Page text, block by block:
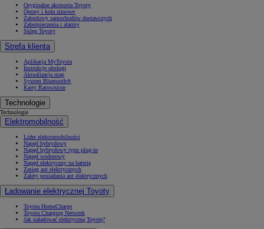
Oryginalne akcesoria Toyoty
Opony i koła zimowe
Zabudowy samochodów dostawczych
Zabezpieczenia i alarmy
Sklep Toyoty
Strefa klienta
Aplikacja MyToyota
Instrukcje obsługi
Aktualizacja map
System Bluetooth®
Karty Ratownicze
Technologie
Technologie
Elektromobilność
Lider elektromobilności
Napęd hybrydowy
Napęd hybrydowy typu plug-in
Napęd wodorowy
Napęd elektryczny na baterię
Zasięg aut elektrycznych
Zalety posiadania aut elektrycznych
Ładowanie elektrycznej Toyoty
Toyota HomeCharge
Toyota Charging Network
Jak naładować elektryczną Toyotę?